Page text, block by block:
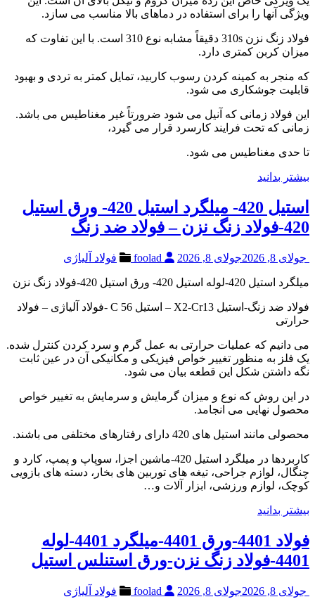
ویژگی آنها را برای استفاده در دماهای بالا مناسب می سازد.
فولاد زنگ نزن 310s دقیقاً مشابه نوع 310 است. با این تفاوت که
میزان کربن کمتری دارد.
که منجر به کمینه کردن رسوب کاربید، تمایل کمتر به تردی و بهبود
قابلیت جوشکاری می شود.
این فولاد زمانی که آنیل می شود ضرورتاً غیر مغناطیس می باشد.
زمانی که تحت فرایند کارسرد قرار می گیرد،
تا حدی مغناطیس می شود.
بیشتر بدانید
استیل 420- میلگرد استیل 420- ورق استیل
420-فولاد زنگ نزن – فولاد ضد زنگ
جولای 8, 2026 جولای 8, 2026 فولاد آلیاژی
میلگرد استیل 420-لوله استیل 420- ورق استیل 420-فولاد زنگ نزن
فولاد ضد زنگ-استیل X2-Cr13 – استیل C 56 -فولاد آلیاژی – فولاد
حرارتی
می دانیم که عملیات حرارتی به عمل گرم و سرد کردن کنترل شده.
یک فلز به منظور تغییر خواص فیزیکی و مکانیکی آن در عین ثابت
نگه داشتن شکل این قطعه بیان می شود.
در این روش که نوع و میزان گرمایش و سرمایش به تغییر خواص
محصول نهایی می انجامد.
محصولی مانند استیل های 420 دارای رفتارهای مختلفی می باشند.
کاربردها در میلگرد استیل 420-ماشین اجزا، سوپاپ و پمپ، کارد و
چنگال، لوازم جراحی، تیغه های توربین های بخار، دسته های بازویی
کوچک، لوازم ورزشی، ابزار آلات و…
بیشتر بدانید
فولاد 4401-ورق 4401-میلگرد 4401-لوله
4401-فولاد زنگ نزن-ورق استنلس استیل
جولای 8, 2026 جولای 8, 2026 فولاد آلیاژی